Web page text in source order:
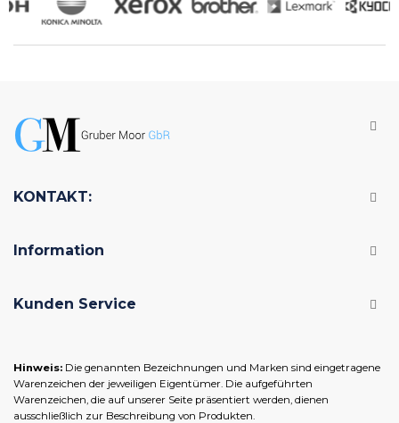
KONTAKT:
Information
Kunden Service
Hinweis: Die genannten Bezeichnungen und Marken sind eingetragene
Warenzeichen der jeweiligen Eigentümer. Die aufgeführten
Warenzeichen, die auf unserer Seite präsentiert werden, dienen
ausschließlich zur Beschreibung von Produkten.